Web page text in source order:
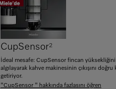
CupSensor2
İdeal mesafe: CupSensor fincan yüksekliğini
algılayarak kahve makinesinin çıkışını doğru
getiriyor.
"CupSensor " hakkında fazlasını öğren